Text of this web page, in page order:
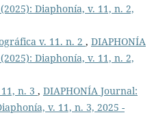
Diaphonía, v. 11, n. 2,
v. 11. n. 2 , DIAPHONÍA
Diaphonía, v. 11, n. 2,
n. 3 , DIAPHONÍA Journal:
v. 11, n. 3, 2025 -